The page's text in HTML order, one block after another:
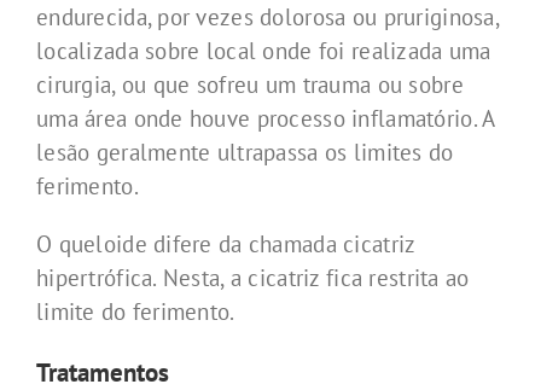
endurecida, por vezes dolorosa ou pruriginosa,
localizada sobre local onde foi realizada uma
cirurgia, ou que sofreu um trauma ou sobre
uma área onde houve processo inflamatório. A
lesão geralmente ultrapassa os limites do
ferimento.
O queloide difere da chamada cicatriz
hipertrófica. Nesta, a cicatriz fica restrita ao
limite do ferimento.
Tratamentos